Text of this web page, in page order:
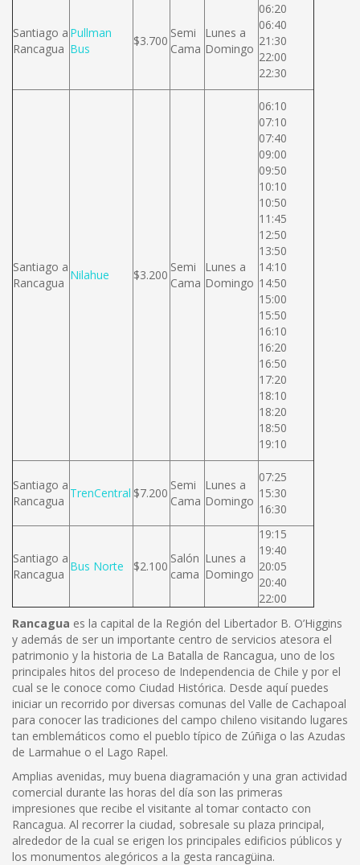
Santiago a
Rancagua
Pullman
Bus
$3.700
Semi
Cama
Lunes a
Domingo
06:20
06:40
21:30
22:00
22:30
Santiago a
Rancagua
Nilahue $3.200
Semi
Cama
Lunes a
Domingo
06:10
07:10
07:40
09:00
09:50
10:10
10:50
11:45
12:50
13:50
14:10
14:50
15:00
15:50
16:10
16:20
16:50
17:20
18:10
18:20
18:50
19:10
Santiago a
Rancagua
TrenCentral $7.200
Semi
Cama
Lunes a
Domingo
07:25
15:30
16:30
Santiago a
Rancagua
Bus Norte $2.100
Salón
cama
Lunes a
Domingo
19:15
19:40
20:05
20:40
22:00
Rancagua es la capital de la Región del Libertador B. O’Higgins
y además de ser un importante centro de servicios atesora el
patrimonio y la historia de La Batalla de Rancagua, uno de los
principales hitos del proceso de Independencia de Chile y por el
cual se le conoce como Ciudad Histórica. Desde aquí puedes
iniciar un recorrido por diversas comunas del Valle de Cachapoal
para conocer las tradiciones del campo chileno visitando lugares
tan emblemáticos como el pueblo típico de Zúñiga o las Azudas
de Larmahue o el Lago Rapel.
Amplias avenidas, muy buena diagramación y una gran actividad
comercial durante las horas del día son las primeras
impresiones que recibe el visitante al tomar contacto con
Rancagua. Al recorrer la ciudad, sobresale su plaza principal,
alrededor de la cual se erigen los principales edificios públicos y
los monumentos alegóricos a la gesta rancagüina.